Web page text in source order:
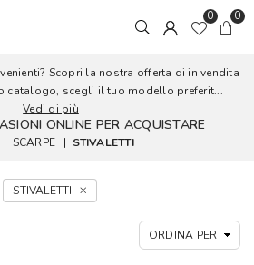
0 0
Scopri la nostra offerta di in vendita
catalogo, scegli il tuo modello preferit...
Vedi di più
ONLINE PER ACQUISTARE
| SCARPE | STIVALETTI
STIVALETTI